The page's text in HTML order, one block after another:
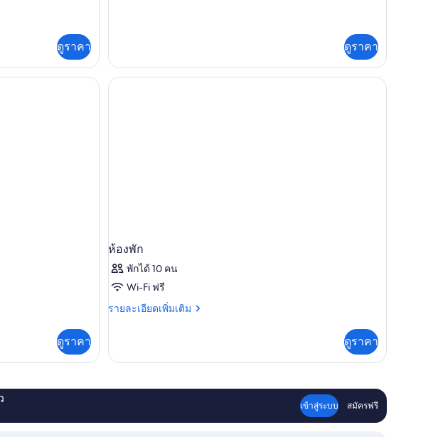
ดูราคา ดูราคา
ดูราคา
ห้องพัก
พักได้ 10 คน
Wi-Fi ฟรี
รายละเอียดเพิ่มเติม
ราย
เกี่ยว
ดูราคา
เข้าสู่ระบบ สมัครฟรี